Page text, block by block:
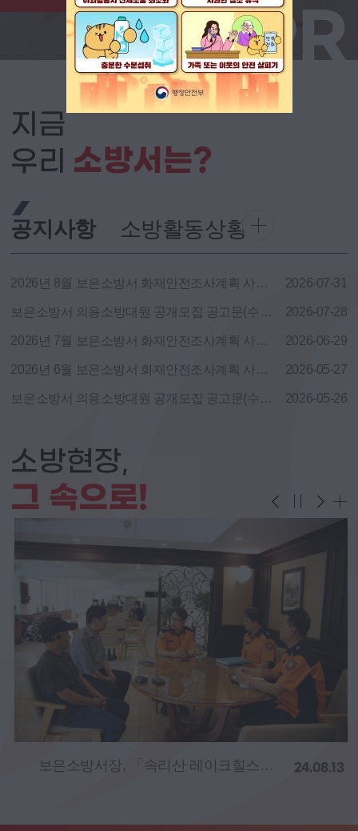
CPR
지금
우리 소방서는?
공지사항
2026년 8월 보은소방서 화재안전조사계획 사전 공개 2026-07-31
보은소방서 의용소방대원 공개모집 공고문(수시모집) 2026-07-28
2026년 7월 보은소방서 화재안전조사계획 사전 공개 2026-06-29
2026년 6월 보은소방서 화재안전조사계획 사전 공개 2026-05-27
보은소방서 의용소방대원 공개모집 공고문(수시모집) 2026-05-26
소방활동상황
소방현장,
그 속으로!
24.08.13 보은소방서, 경로당에 찾아가는 소방안전교육 운영